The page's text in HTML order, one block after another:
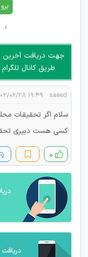
امکان هماهنگی
جمعی و چه فردی توسط
‹
جهت دریافت آخرین
طریق کانال
saeed ۱۹:۴۹ ۱۴۰۲/۰۶/۲۸
سلام اگر تحقیقات
کسی هست دبیری
۰